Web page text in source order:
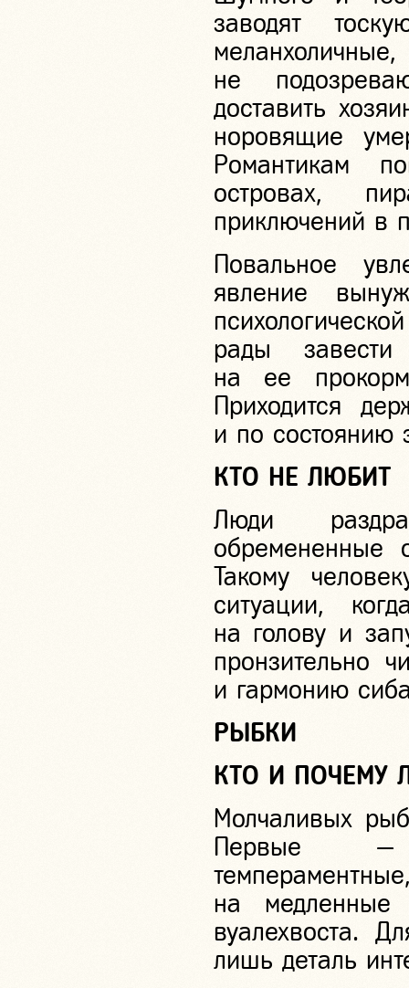
заводят
не
доставить
норовящие
Романтикам
островах,
приключений в
Повальное
явление
рады
на ее
Приходится
и по состоянию
КТО НЕ ЛЮБИТ
Люди
обремененные
Такому
ситуации,
на голову и
пронзительно
и гармонию
РЫБКИ
КТО И ПОЧЕМУ
Молчаливых
Первые —
на медленные
вуалехвоста.
лишь деталь